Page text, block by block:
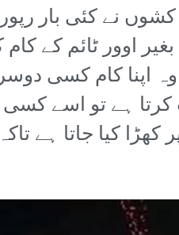
کشوں نے کئی بار
اوور ٹائم کے
کام کسی
ہے تو اسے کسی
کیا جاتا ہے